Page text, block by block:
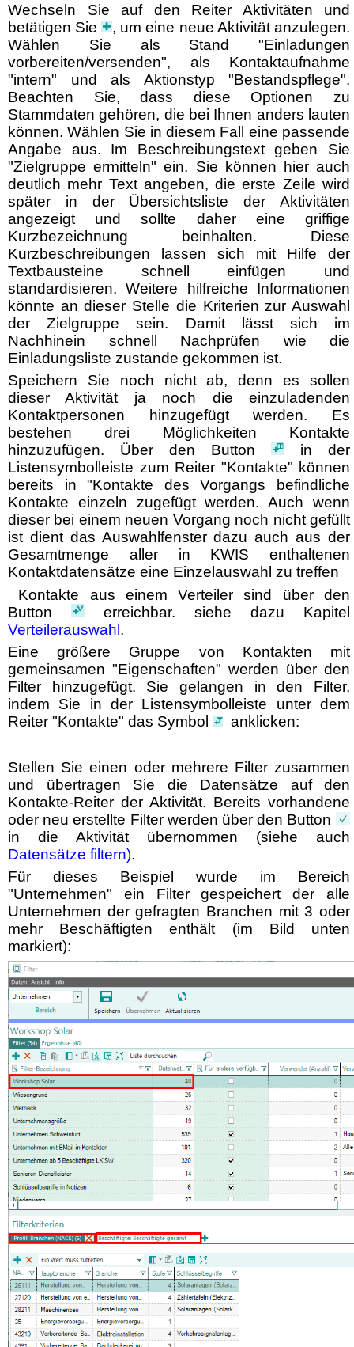
Wechseln Sie auf den Reiter Aktivitäten und
betätigen Sie
, um eine neue Aktivität anzulegen.
Wählen Sie als Stand "Einladungen
vorbereiten/versenden", als Kontaktaufnahme
"intern" und als Aktionstyp "Bestandspflege".
Beachten Sie, dass diese Optionen zu
Stammdaten gehören, die bei Ihnen anders lauten
können. Wählen Sie in diesem Fall eine passende
Angabe aus. Im Beschreibungstext geben Sie
"Zielgruppe ermitteln" ein. Sie können hier auch
deutlich mehr Text angeben, die erste Zeile wird
später in der Übersichtsliste der Aktivitäten
angezeigt und sollte daher eine griffige
Kurzbezeichnung beinhalten. Diese
Kurzbeschreibungen lassen sich mit Hilfe der
Textbausteine schnell einfügen und
standardisieren. Weitere hilfreiche Informationen
könnte an dieser Stelle die Kriterien zur Auswahl
der Zielgruppe sein. Damit lässt sich im
Nachhinein schnell Nachprüfen wie die
Einladungsliste zustande gekommen ist.
Speichern Sie noch nicht ab, denn es sollen
dieser Aktivität ja noch die einzuladenden
Kontaktpersonen hinzugefügt werden. Es
bestehen drei Möglichkeiten Kontakte
hinzuzufügen. Über den Button
in der
Listensymbolleiste zum Reiter "Kontakte" können
bereits in "Kontakte des Vorgangs befindliche
Kontakte einzeln zugefügt werden. Auch wenn
dieser bei einem neuen Vorgang noch nicht gefüllt
ist dient das Auswahlfenster dazu auch aus der
Gesamtmenge aller in KWIS enthaltenen
Kontaktdatensätze eine Einzelauswahl zu treffen
Kontakte aus einem Verteiler sind über den
Button
erreichbar. siehe dazu Kapitel
Verteilerauswahl.
Eine größere Gruppe von Kontakten mit
gemeinsamen "Eigenschaften" werden über den
Filter hinzugefügt. Sie gelangen in den Filter,
indem Sie in der Listensymbolleiste unter dem
Reiter "Kontakte" das Symbol
anklicken:
Stellen Sie einen oder mehrere Filter zusammen
und übertragen Sie die Datensätze auf den
Kontakte-Reiter der Aktivität. Bereits vorhandene
oder neu erstellte Filter werden über den Button
in die Aktivität übernommen (siehe auch
Datensätze filtern).
Für dieses Beispiel wurde im Bereich
"Unternehmen" ein Filter gespeichert der alle
Unternehmen der gefragten Branchen mit 3 oder
mehr Beschäftigtenenthält (im Bild unten
markiert):